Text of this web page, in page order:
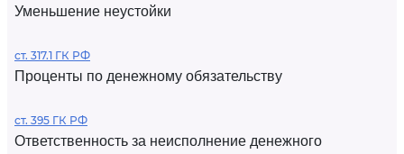
Уменьшение неустойки
ст. 317.1 ГК РФ
Проценты по денежному обязательству
ст. 395 ГК РФ
Ответственность за неисполнение денежного